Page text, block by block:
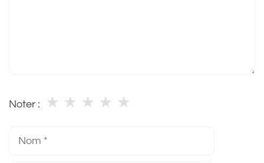
Noter : ★
★
★
★
★